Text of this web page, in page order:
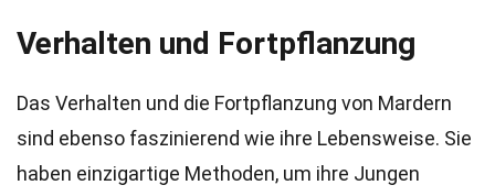
Verhalten und Fortpflanzung
Das Verhalten und die Fortpflanzung von Mardern
sind ebenso faszinierend wie ihre Lebensweise. Sie
haben einzigartige Methoden, um ihre Jungen